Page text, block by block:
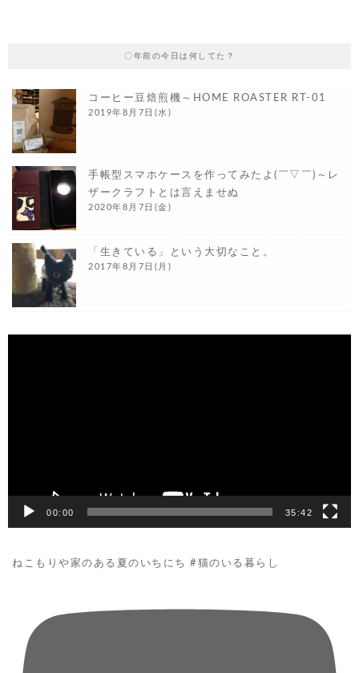
〇年前の今日は何してた？
コーヒー豆焙煎機～HOME ROASTER RT-01
2019年8月7日(水)
手帳型スマホケースを作ってみたよ(￣▽￣)～レ
ザークラフトとは言えませぬ
2020年8月7日(金)
「生きている」という大切なこと。
2017年8月7日(月)
00:00 35:42
ねこもりや家のある夏のいちにち #猫のいる暮らし